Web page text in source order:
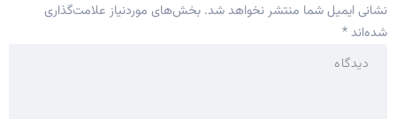
نشانی ایمیل شما منتشر نخواهد شد. بخش‌های موردنیاز علامت‌گذاری
شده‌اند*